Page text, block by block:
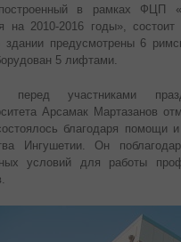
в рамках ФЦП
на 2010-2016 годы»,
здании предусмотрены 6
5 лифтами.
перед участниками
Арсамак Мартазанов
благодаря помощи
Ингушетии. Он
условий для работы